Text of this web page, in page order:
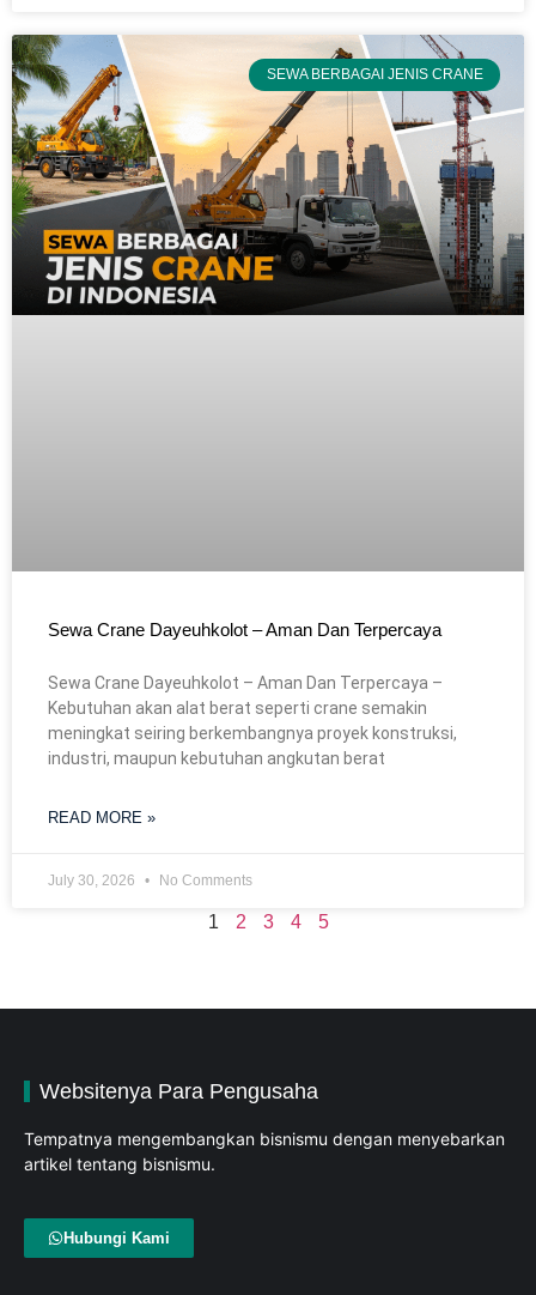
SEWA BERBAGAI JENIS CRANE
Sewa Crane Dayeuhkolot – Aman Dan Terpercaya
Sewa Crane Dayeuhkolot – Aman Dan Terpercaya –
Kebutuhan akan alat berat seperti crane semakin
meningkat seiring berkembangnya proyek konstruksi,
industri, maupun kebutuhan angkutan berat
READ MORE »
July 30, 2026 No Comments
1 2 3 4 5
Websitenya Para Pengusaha
Tempatnya mengembangkan bisnismu dengan menyebarkan
artikel tentang bisnismu.
Hubungi Kami